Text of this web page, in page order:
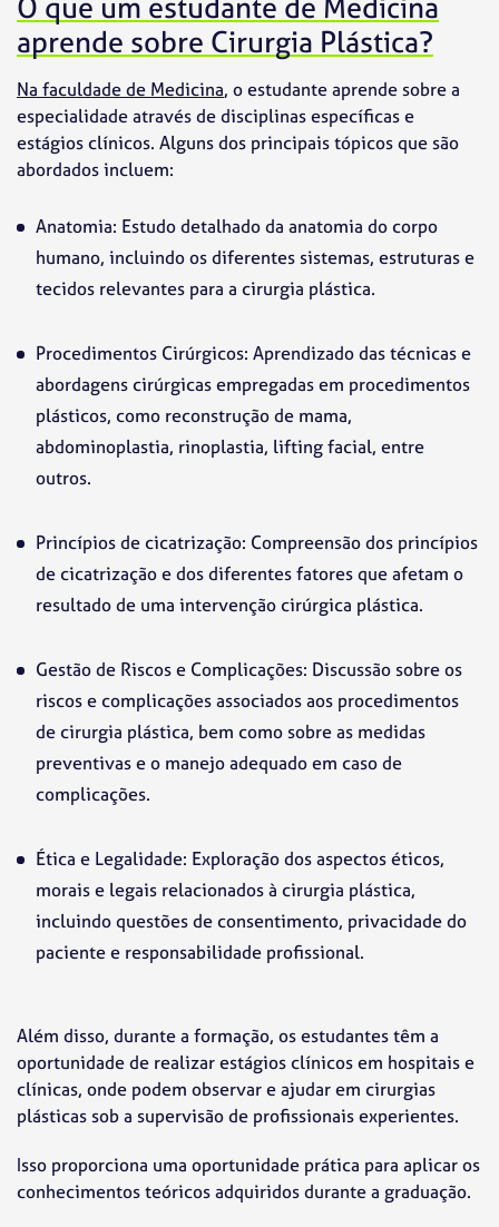
aprende sobre Cirurgia Plástica?
Na faculdade de Medicina, o estudante aprende sobre a
especialidade através de disciplinas específicas e
estágios clínicos. Alguns dos principais tópicos que são
abordados incluem:
Anatomia: Estudo detalhado da anatomia do corpo
humano, incluindo os diferentes sistemas, estruturas e
tecidos relevantes para a cirurgia plástica.
Procedimentos Cirúrgicos: Aprendizado das técnicas e
abordagens cirúrgicas empregadas em procedimentos
plásticos, como reconstrução de mama,
abdominoplastia, rinoplastia, lifting facial, entre
outros.
Princípios de cicatrização: Compreensão dos princípios
de cicatrização e dos diferentes fatores que afetam o
resultado de uma intervenção cirúrgica plástica.
Gestão de Riscos e Complicações: Discussão sobre os
riscos e complicações associados aos procedimentos
de cirurgia plástica, bem como sobre as medidas
preventivas e o manejo adequado em caso de
complicações.
Ética e Legalidade: Exploração dos aspectos éticos,
morais e legais relacionados à cirurgia plástica,
incluindo questões de consentimento, privacidade do
paciente e responsabilidade profissional.
Além disso, durante a formação, os estudantes têm a
oportunidade de realizar estágios clínicos em hospitais e
clínicas, onde podem observar e ajudar em cirurgias
plásticas sob a supervisão de profissionais experientes.
Isso proporciona uma oportunidade prática para aplicar os
conhecimentos teóricos adquiridos durante a graduação.